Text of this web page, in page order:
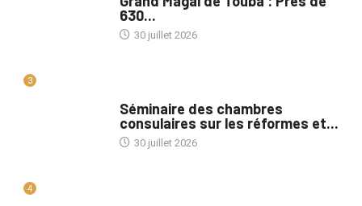
630...
30 juillet 2026
3
Séminaire des chambres
consulaires sur les réformes et...
30 juillet 2026
4